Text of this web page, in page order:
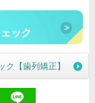
ック
【歯列矯正】